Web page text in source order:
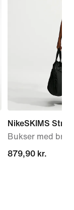
NikeSKIMS
Bukser med
879,90 kr.
879,90 kr.